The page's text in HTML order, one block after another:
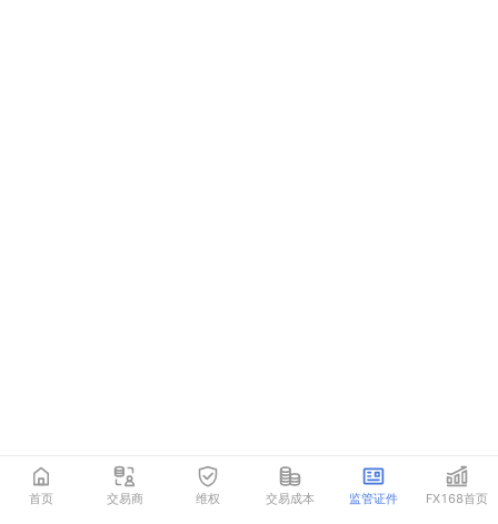
首页 交易商 维权 交易成本 监管证件 FX168首页